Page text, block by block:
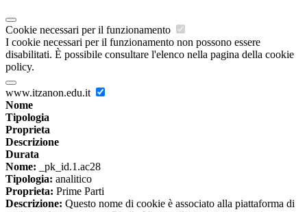
Cookie necessari per il funzionamento
I cookie necessari per il funzionamento non possono essere
disabilitati. È possibile consultare l'elenco nella pagina della cookie
policy.
www.itzanon.edu.it
Nome
Tipologia
Proprieta
Descrizione
Durata
Nome: _pk_id.1.ac28
Tipologia: analitico
Proprieta: Prime Parti
Descrizione: Questo nome di cookie è associato alla piattaforma di